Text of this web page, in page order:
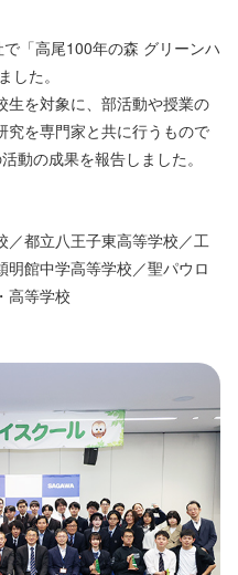
「高尾100年の森 グリーンハ
した。
生を対象に、部活動や授業の
究を専門家と共に行うもので
動の成果を報告しました。
／都立八王子東高等学校／工
館中学高等学校／聖パウロ
高等学校